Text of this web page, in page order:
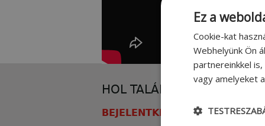
HOL TALÁL MEG MINKET?
BEJELENTKEZÉS RENDELÉSRE:
Ez a
Cookie-kat
Webhelyünk Ön
partnereinkkel
vagy amelyeket